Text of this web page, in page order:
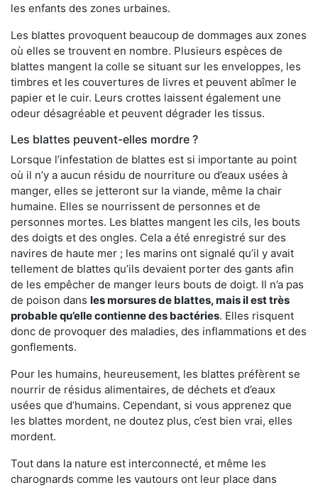
les enfants des zones urbaines.
Les blattes provoquent beaucoup de dommages aux zones
où elles se trouvent en nombre. Plusieurs espèces de
blattes mangent la colle se situant sur les enveloppes, les
timbres et les couvertures de livres et peuvent abîmer le
papier et le cuir. Leurs crottes laissent également une
odeur désagréable et peuvent dégrader les tissus.
Les blattes peuvent-elles mordre ?
Lorsque l’infestation de blattes est si importante au point
où il n’y a aucun résidu de nourriture ou d’eaux usées à
manger, elles se jetteront sur la viande, même la chair
humaine. Elles se nourrissent de personnes et de
personnes mortes. Les blattes mangent les cils, les bouts
des doigts et des ongles. Cela a été enregistré sur des
navires de haute mer ; les marins ont signalé qu’il y avait
tellement de blattes qu’ils devaient porter des gants afin
de les empêcher de manger leurs bouts de doigt. Il n’a pas
de poison dans les morsures de blattes, mais il est très
probable qu’elle contienne des bactéries. Elles risquent
donc de provoquer des maladies, des inflammations et des
gonflements.
Pour les humains, heureusement, les blattes préfèrent se
nourrir de résidus alimentaires, de déchets et d’eaux
usées que d’humains. Cependant, si vous apprenez que
les blattes mordent, ne doutez plus, c’est bien vrai, elles
mordent.
Tout dans la nature est interconnecté, et même les
charognards comme les vautours ont leur place dans